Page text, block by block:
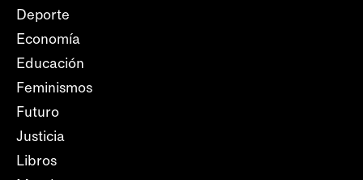
Deporte
Economía
Educación
Feminismos
Futuro
Justicia
Libros